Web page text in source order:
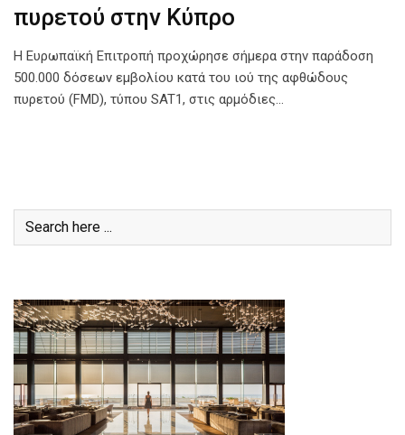
πυρετού στην Κύπρο
Η Ευρωπαϊκή Επιτροπή προχώρησε σήμερα στην παράδοση
500.000 δόσεων εμβολίου κατά του ιού της αφθώδους
πυρετού (FMD), τύπου SAT1, στις αρμόδιες…